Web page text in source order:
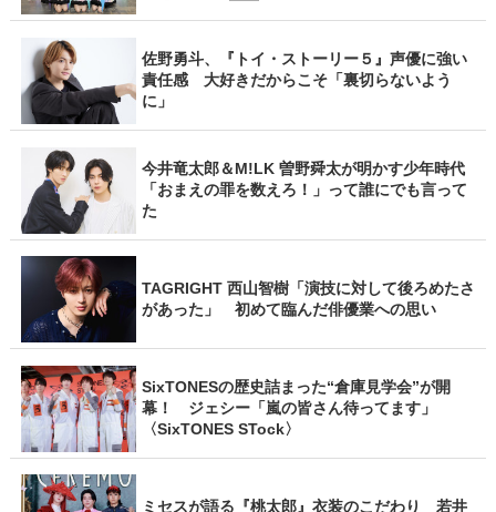
佐野勇斗、『トイ・ストーリー５』声優に強い
責任感 大好きだからこそ「裏切らないよう
に」
今井竜太郎＆M!LK 曽野舜太が明かす少年時代
「おまえの罪を数えろ！」って誰にでも言って
た
TAGRIGHT 西山智樹「演技に対して後ろめたさ
があった」 初めて臨んだ俳優業への思い
SixTONESの歴史詰まった“倉庫見学会”が開
幕！ ジェシー「嵐の皆さん待ってます」
〈SixTONES STock〉
ミセスが語る『桃太郎』衣装のこだわり 若井